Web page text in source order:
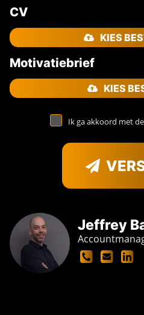
Jeffrey
CV
KIES
Motivatiebrief
KIES
Ik ga akkoord met de